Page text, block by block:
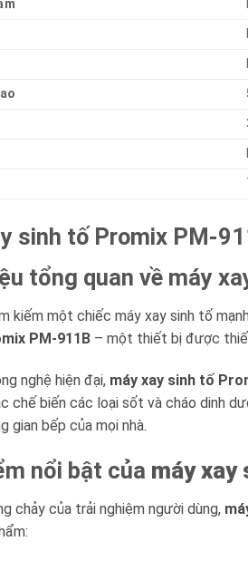
sinh tố Promix PM-
tổng quan về máy
kiếm một chiếc máy xay sinh tố
PM-911B – một thiết bị được thiết
nghệ hiện đại, máy xay sinh tố
chế biến các loại sốt và cháo dinh
gian bếp của mọi nhà.
nổi bật của máy xay
chảy của trải nghiệm người dùng,